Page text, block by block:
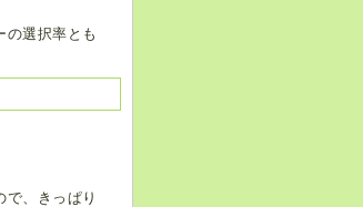
の選択率とも
、きっぱり